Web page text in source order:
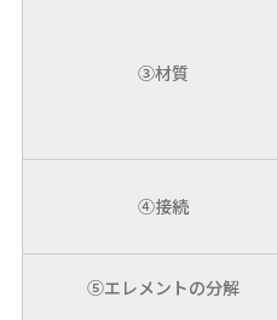
③材質
④接続
⑤エレメントの分解